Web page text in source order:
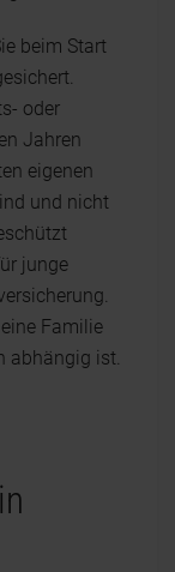
beim Start
oder
Jahren
eigenen
und nicht
junge
Familie
abhängig ist.